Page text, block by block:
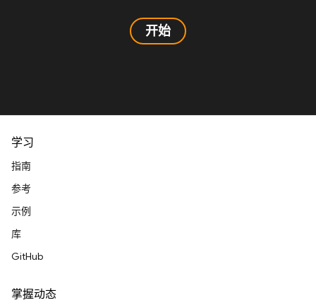
开始
学习
指南
参考
示例
库
GitHub
掌握动态